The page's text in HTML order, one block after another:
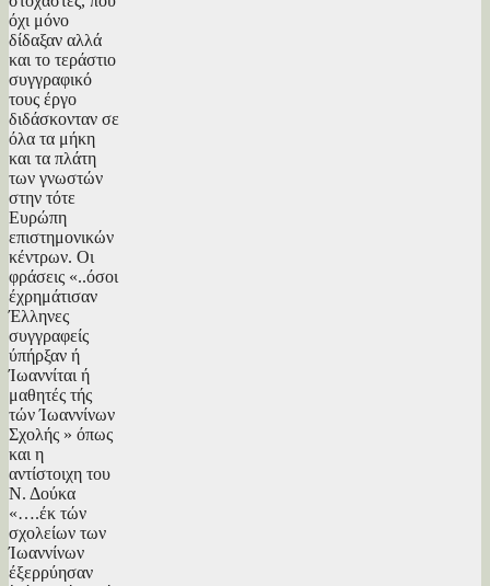
όχι μόνο
δίδαξαν αλλά
και το τεράστιο
συγγραφικό
τους έργο
διδάσκονταν σε
όλα τα μήκη
και τα πλάτη
των γνωστών
στην τότε
Ευρώπη
επιστημονικών
κέντρων. Οι
φράσεις «..όσοι
έχρημάτισαν
Έλληνες
συγγραφείς
ύπήρξαν ή
Ίωαννίται ή
μαθητές τής
τών Ίωαννίνων
Σχολής » όπως
και η
αντίστοιχη του
Ν. Δούκα
«….έκ τών
σχολείων των
Ίωαννίνων
έξερρύησαν